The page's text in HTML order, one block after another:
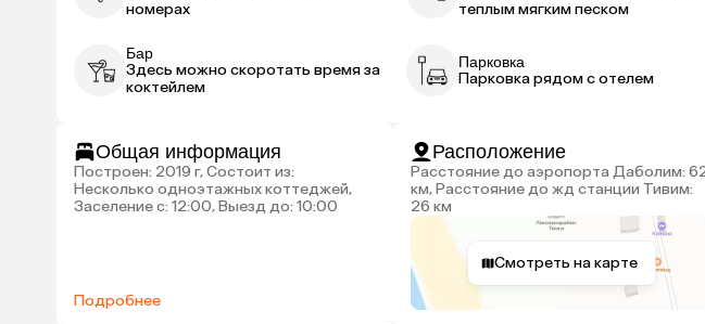
номерах
теплым мягким песком
Бар
Здесь можно скоротать время за
коктейлем
Парковка
Парковка рядом с отелем
Общая информация
Построен: 2019 г, Состоит из:
Несколько одноэтажных коттеджей,
Заселение с: 12:00, Выезд до: 10:00
Подробнее
Расположение
Расстояние до аэропорта Даболим: 62
км, Расстояние до жд станции Тивим:
26 км
Смотреть на карте